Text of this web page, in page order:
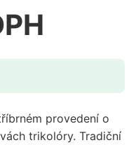
provedení o
trikolóry. Tradiční